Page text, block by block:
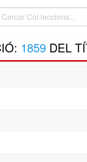
Cercar
1859 DEL